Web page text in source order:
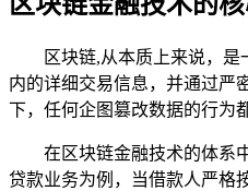
区块链,从本质上来说，
内的详细交易信息，并通过严
下，任何企图篡改数据的行为
在区块链金融技术的体系
贷款业务为例，当借款人严格